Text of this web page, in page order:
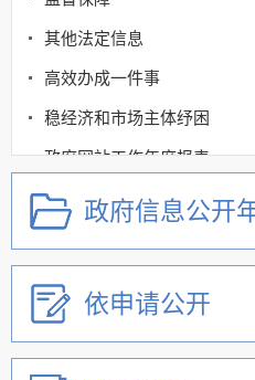
其他法定信息
高效办成一件事
稳经济和市场主体纾困
政府网站工作年度报表
政府信息公开
依申请公开